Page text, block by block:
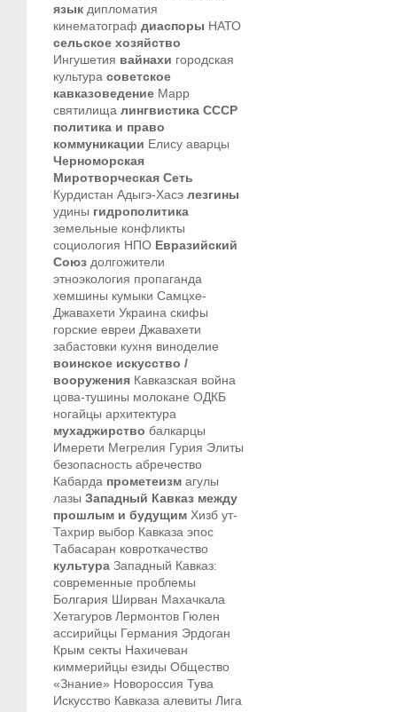
язык дипломатия
кинематограф диаспоры НАТО
сельское хозяйство
Ингушетия вайнахи городская
культура советское
кавказоведение Марр
святилища лингвистика СССР
политика и право
коммуникации Елису аварцы
Черноморская
Миротворческая Сеть
Курдистан Адыгэ-Хасэ лезгины
удины гидрополитика
земельные конфликты
социология НПО Евразийский
Союз долгожители
этноэкология пропаганда
хемшины кумыки Самцхе-
Джавахети Украина скифы
горские евреи Джавахети
забастовки кухня виноделие
воинское искусство /
вооружения Кавказская война
цова-тушины молокане ОДКБ
ногайцы архитектура
мухаджирство балкарцы
Имерети Мегрелия Гурия Элиты
безопасность абречество
Кабарда прометеизм агулы
лазы Западный Кавказ между
прошлым и будущим Хизб ут-
Тахрир выбор Кавказа эпос
Табасаран ковроткачество
культура Западный Кавказ:
современные проблемы
Болгария Ширван Махачкала
Хетагуров Лермонтов Гюлен
ассирийцы Германия Эрдоган
Крым секты Нахичеван
киммерийцы езиды Общество
«Знание» Новороссия Тува
Искусство Кавказа алевиты Лига